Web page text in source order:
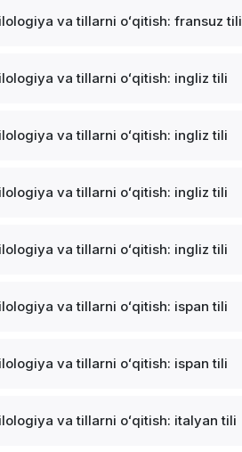
va tillarni oʻqitish: fransuz tili
va tillarni oʻqitish: ingliz tili
va tillarni oʻqitish: ingliz tili
va tillarni oʻqitish: ingliz tili
va tillarni oʻqitish: ingliz tili
va tillarni oʻqitish: ispan tili
va tillarni oʻqitish: ispan tili
va tillarni oʻqitish: italyan tili